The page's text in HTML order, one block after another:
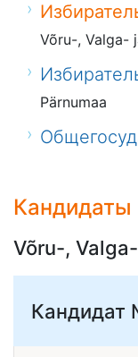
Võru-, Valga-
Pärnumaa
Кандидаты
Võru-,
Кандидат